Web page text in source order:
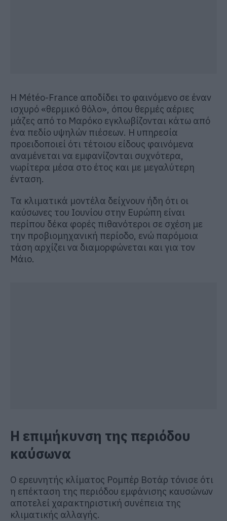
Η Météo-France αποδίδει το φαινόμενο σε έναν
ισχυρό «θερμικό θόλο», όπου θερμές αέριες
μάζες από το Μαρόκο εγκλωβίζονται κάτω από
ένα πεδίο υψηλών πιέσεων. Η υπηρεσία
προειδοποιεί ότι τέτοιου είδους φαινόμενα
αναμένεται να εμφανίζονται συχνότερα,
νωρίτερα μέσα στο έτος και με μεγαλύτερη
ένταση.
Τα κλιματικά μοντέλα δείχνουν ήδη ότι οι
καύσωνες του Ιουνίου στην Ευρώπη είναι
περίπου δέκα φορές πιθανότεροι σε σχέση με
την προβιομηχανική περίοδο, ενώ παρόμοια
τάση αρχίζει να διαμορφώνεται και για τον
Μάιο.
Η επιμήκυνση της περιόδου
καύσωνα
Ο ερευνητής κλίματος Ρομπέρ Βοτάρ τόνισε ότι
η επέκταση της περιόδου εμφάνισης καυσώνων
αποτελεί χαρακτηριστική συνέπεια της
κλιματικής αλλαγής.